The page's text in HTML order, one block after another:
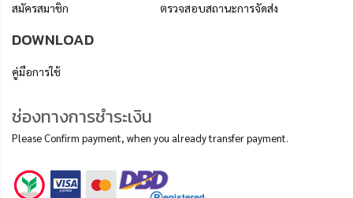
สมัครสมาชิก
ตรวจสอบสถานะการจัดส่ง
DOWNLOAD
คู่มือการใช้
ช่องทางการชำระเงิน
Please Confirm payment, when you already transfer payment.